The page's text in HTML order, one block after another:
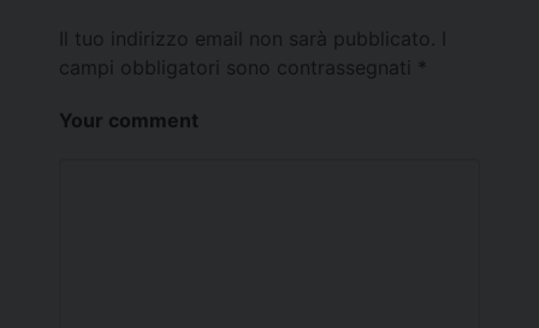
Il tuo indirizzo email non sarà pubblicato.
campi obbligatori sono contrassegnati *
Your comment